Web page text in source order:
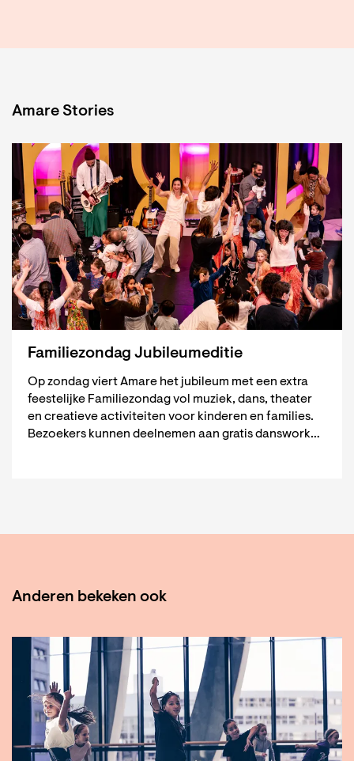
Amare Stories
Familiezondag Jubileumeditie
Op zondag viert Amare het jubileum met een extra
feestelijke Familiezondag vol muziek, dans, theater
en creatieve activiteiten voor kinderen en families.
Bezoekers kunnen deelnemen aan gratis danswork…
Anderen bekeken ook